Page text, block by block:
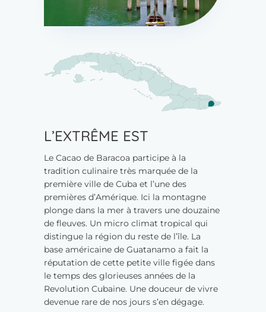
L’EXTRÊME EST
Le Cacao de Baracoa participe à la
tradition culinaire très marquée de la
première ville de Cuba et l’une des
premières d’Amérique. Ici la montagne
plonge dans la mer à travers une douzaine
de fleuves. Un micro climat tropical qui
distingue la région du reste de l’île. La
base américaine de Guatanamo a fait la
réputation de cette petite ville figée dans
le temps des glorieuses années de la
Revolution Cubaine. Une douceur de vivre
devenue rare de nos jours s’en dégage.